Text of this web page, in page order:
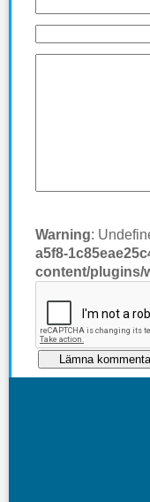
Warning:
a5f8-
content/plugins/